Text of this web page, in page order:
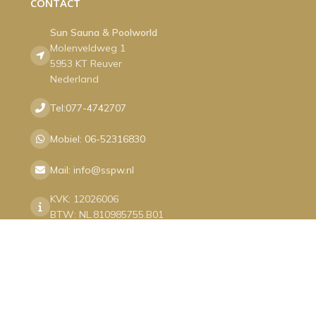
Sun Sauna & Poolworld
Molenveldweg 1
5953 KT Reuver
Nederland
Tel:077-4742707
Mobiel: 06-52316830
Mail: info@sspw.nl
KVK: 12026006
BTW: NL.810985755.B01